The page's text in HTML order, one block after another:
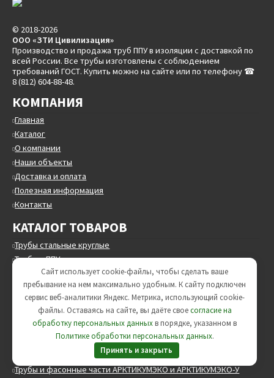
© 2018-2026
ООО «ЗТИ Цивилизация»
Производство и продажа труб ППУ в изоляции с доставкой по
всей России. Все трубы изготовлены с соблюдением
требований ГОСТ. Купить можно на сайте или по телефону ☎
8 (812) 604-88-48.
КОМПАНИЯ
Главная
Каталог
О компании
Наши объекты
Доставка и оплата
Полезная информация
Контакты
КАТАЛОГ ТОВАРОВ
Трубы стальные круглые
Трубы в ППУ
Трубы в ВУС изоляции
Опоры трубопроводов
ЖБИ изделия
Минераловатные цилиндры
Трубопроводная арматура
Трубы и фасонные части АРКТИКУМЭКО и АРКТИКУМЭКО-У
Сайт использует cookie-файлы, чтобы сделать ваше
пребывание на нем максимально удобным. К cайту подключен
сервис веб-аналитики Яндекс. Метрика, использующий cookie-
файлы. Оставаясь на сайте, вы даёте своесогласие на
обработку персональных данныхв порядке, указанном в
Политике обработки персональных данных.
Принять и закрыть